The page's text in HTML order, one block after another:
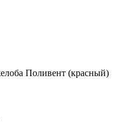
Поливент (красный)